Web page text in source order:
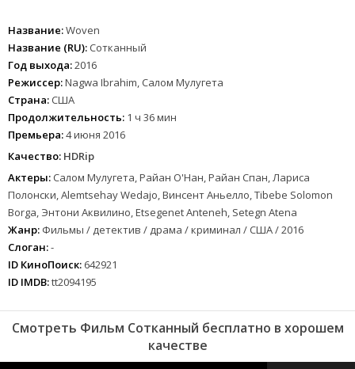
Название:Woven
Название (RU): Сотканный
Год выхода:2016
Режиссер:Nagwa Ibrahim, Салом Мулугета
Страна: США
Продолжительность: 1 ч 36 мин
Премьера:4 июня 2016
Качество: HDRip
Актеры: Салом Мулугета, Райан О'Нан, Райан Спан, Лариса
Полонски, Alemtsehay Wedajo, Винсент Аньелло, Tibebe Solomon
Borga, Энтони Аквилино, Etsegenet Anteneh, Setegn Atena
Жанр: Фильмы / детектив / драма / криминал / США / 2016
Слоган:-
ID КиноПоиск: 642921
ID IMDB:tt2094195
Смотреть Фильм Сотканный бесплатно в хорошем
качестве